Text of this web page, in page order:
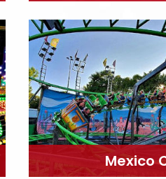
Mexico